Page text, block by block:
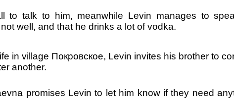
to talk to him, meanwhile Levin manages to
well, and that he drinks a lot of vodka.
in village Покровское, Levin invites his brother to
another.
promises Levin to let him know if they need